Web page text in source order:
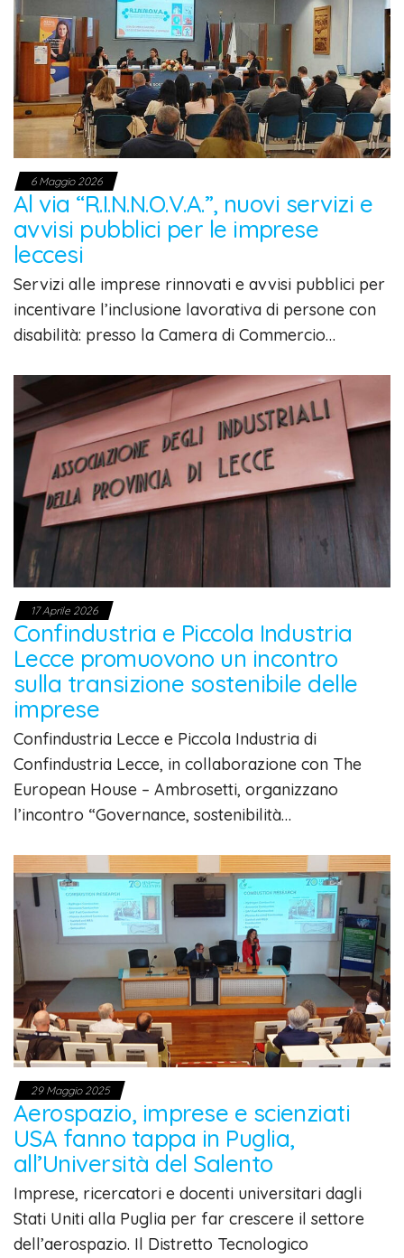
6 Maggio 2026
Al via “R.I.N.N.O.V.A.”, nuovi servizi e
avvisi pubblici per le imprese
leccesi
Servizi alle imprese rinnovati e avvisi pubblici per
incentivare l’inclusione lavorativa di persone con
disabilità: presso la Camera di Commercio…
17 Aprile 2026
Confindustria e Piccola Industria
Lecce promuovono un incontro
sulla transizione sostenibile delle
imprese
Confindustria Lecce e Piccola Industria di
Confindustria Lecce, in collaborazione con The
European House – Ambrosetti, organizzano
l’incontro “Governance, sostenibilità…
29 Maggio 2025
Aerospazio, imprese e scienziati
USA fanno tappa in Puglia,
all’Università del Salento
Imprese, ricercatori e docenti universitari dagli
Stati Uniti alla Puglia per far crescere il settore
dell’aerospazio. Il Distretto Tecnologico